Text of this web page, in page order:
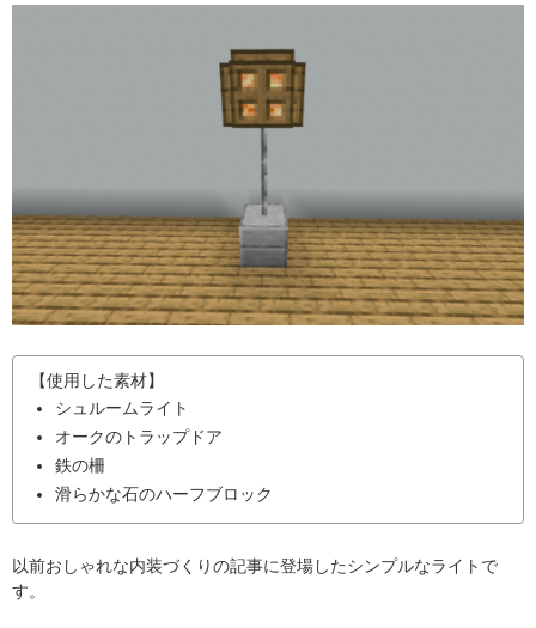
【使用した素材】
シュルームライト
オークのトラップドア
鉄の柵
滑らかな石のハーフブロック
以前おしゃれな内装づくりの記事に登場したシンプルなライトで
す。